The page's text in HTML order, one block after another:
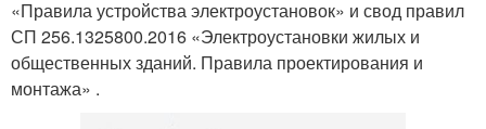
«Правила устройства электроустановок» и свод правил
СП 256.1325800.2016 «Электроустановки жилых и
общественных зданий. Правила проектирования и
монтажа» .